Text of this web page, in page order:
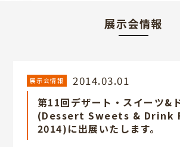
展示会情報
展示会情報 2014.03.01
第11回デザート・スイーツ&
(Dessert Sweets & Drink
2014)に出展いたします。